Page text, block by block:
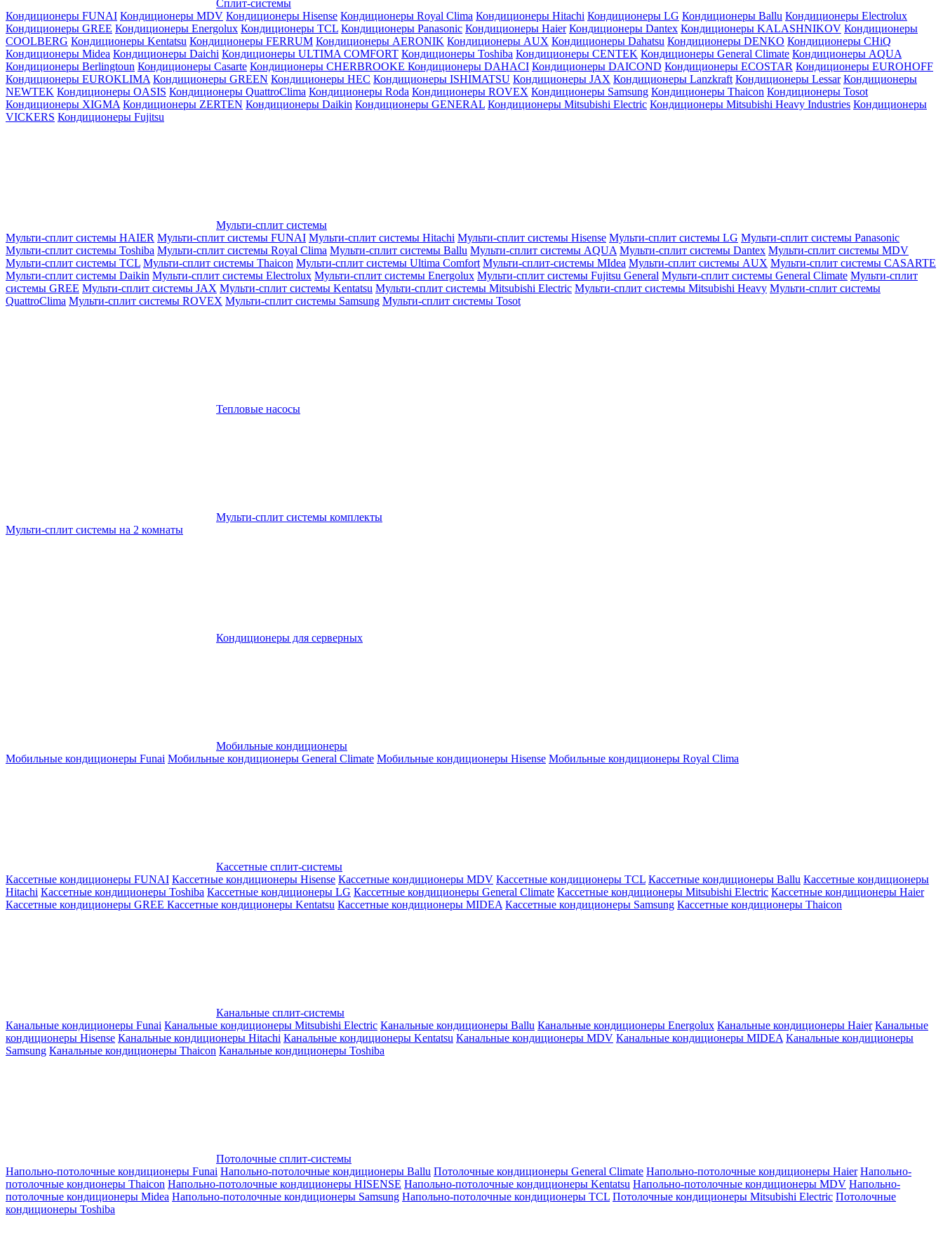
Сплит-системы
Кондиционеры FUNAI Кондиционеры MDV Кондиционеры Hisense Кондиционеры Royal Clima Кондиционеры Hitachi Кондиционеры LG Кондиционеры Ballu Кондиционеры Electrolux
Кондиционеры GREE Кондиционеры Energolux Кондиционеры TCL Кондиционеры Panasonic Кондиционеры Haier Кондиционеры Dantex Кондиционеры KALASHNIKOV Кондиционеры
СOOLBERG Кондиционеры Kentatsu Кондиционеры FERRUM Кондиционеры AERONIK Кондиционеры AUX Кондиционеры Dahatsu Кондиционеры DENKO Кондиционеры CHiQ
Кондиционеры Midea Кондиционеры Daichi Кондиционеры ULTIMA COMFORT Кондиционеры Toshiba Кондиционеры CENTEK Кондиционеры General Climate Кондиционеры AQUA
Кондиционеры Berlingtoun Кондиционеры Casarte Кондиционеры CHERBROOKE Кондиционеры DAHACI Кондиционеры DAICOND Кондиционеры ECOSTAR Кондиционеры EUROHOFF
Кондиционеры EUROKLIMA Кондиционеры GREEN Кондиционеры HEC Кондиционеры ISHIMATSU Кондиционеры JAX Кондиционеры Lanzkraft Кондиционеры Lessar Кондиционеры
NEWTEK Кондиционеры OASIS Кондиционеры QuattroClima Кондиционеры Roda Кондиционеры ROVEX Кондиционеры Samsung Кондиционеры Thaicon Кондиционеры Tosot
Кондиционеры XIGMA Кондиционеры ZERTEN Кондиционеры Daikin Кондиционеры GENERAL Кондиционеры Mitsubishi Electric Кондиционеры Mitsubishi Heavy Industries Кондиционеры
VICKERS Кондиционеры Fujitsu
Мульти-сплит системы
Мульти-сплит системы HAIER Мульти-сплит системы FUNAI Мульти-сплит системы Hitachi Мульти-сплит системы Hisense Мульти-сплит системы LG Мульти-сплит системы Panasonic
Мульти-сплит системы Toshiba Мульти-сплит системы Royal Clima Мульти-сплит системы Ballu Мульти-сплит системы AQUA Мульти-сплит системы Dantex Мульти-сплит системы MDV
Мульти-сплит системы TCL Мульти-сплит системы Thaicon Мульти-сплит системы Ultima Comfort Мульти-сплит-системы MIdea Мульти-сплит системы AUX Мульти-сплит системы CASARTE
Мульти-сплит системы Daikin Мульти-сплит системы Electrolux Мульти-сплит системы Energolux Мульти-сплит системы Fujitsu General Мульти-сплит системы General Climate Мульти-сплит
системы GREE Мульти-сплит системы JAX Мульти-сплит системы Kentatsu Мульти-сплит системы Mitsubishi Electric Мульти-сплит системы Mitsubishi Heavy Мульти-сплит системы
QuattroClima Мульти-сплит системы ROVEX Мульти-сплит системы Samsung Мульти-сплит системы Tosot
Тепловые насосы
Мульти-сплит системы комплекты
Мульти-сплит системы на 2 комнаты
Кондиционеры для серверных
Мобильные кондиционеры
Мобильные кондиционеры Funai Мобильные кондиционеры General Climate Мобильные кондиционеры Hisense Мобильные кондиционеры Royal Clima
Кассетные сплит-системы
Кассетные кондиционеры FUNAI Кассетные кондиционеры Hisense Кассетные кондиционеры MDV Кассетные кондиционеры TCL Кассетные кондиционеры Ballu Кассетные кондиционеры
Hitachi Кассетные кондиционеры Toshiba Кассетные кондиционеры LG Кассетные кондиционеры General Climate Кассетные кондиционеры Mitsubishi Electric Кассетные кондиционеры Haier
Кассетные кондиционеры GREE Кассетные кондиционеры Kentatsu Кассетные кондиционеры MIDEA Кассетные кондиционеры Samsung Кассетные кондиционеры Thaicon
Канальные сплит-системы
Канальные кондиционеры Funai Канальные кондиционеры Mitsubishi Electric Канальные кондиционеры Ballu Канальные кондиционеры Energolux Канальные кондиционеры Haier Канальные
кондиционеры Hisense Канальные кондиционеры Hitachi Канальные кондиционеры Kentatsu Канальные кондиционеры MDV Канальные кондиционеры MIDEA Канальные кондиционеры
Samsung Канальные кондиционеры Thaicon Канальные кондиционеры Toshiba
Потолочные сплит-системы
Напольно-потолочные кондиционеры Funai Напольно-потолочные кондиционеры Ballu Потолочные кондиционеры General Climate Напольно-потолочные кондиционеры Haier Напольно-
потолочные кондионеры Thaicon Напольно-потолочные кондиционеры HISENSE Напольно-потолочные кондиционеры Kentatsu Напольно-потолочные кондиционеры MDV Напольно-
потолочные кондиционеры Midea Напольно-потолочные кондиционеры Samsung Напольно-потолочные кондиционеры TCL Потолочные кондиционеры Mitsubishi Electric Потолочные
кондиционеры Toshiba